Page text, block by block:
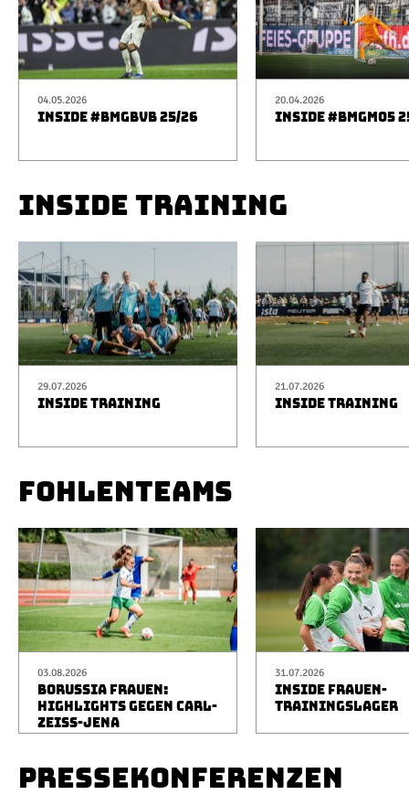
04.05.2026
INSIDE #BMGBVB 25/26
20.04.2026
INSIDE #BMGM05
INSIDE TRAINING
29.07.2026
INSIDE TRAINING
21.07.2026
INSIDE TRAINING
FOHLENTEAMS
03.08.2026
BORUSSIA FRAUEN:
HIGHLIGHTS GEGEN CARL-
ZEISS-JENA
31.07.2026
INSIDE FRAUEN-
TRAININGSLAGER
PRESSEKONFERENZEN